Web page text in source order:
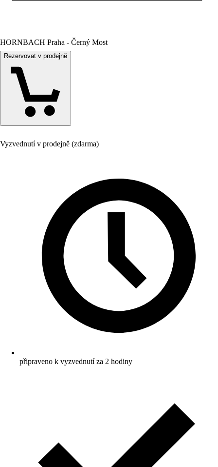
HORNBACH Praha - Černý Most
Rezervovat v prodejně
Vyzvednutí v prodejně (zdarma)
připraveno k vyzvednutí za 2 hodiny